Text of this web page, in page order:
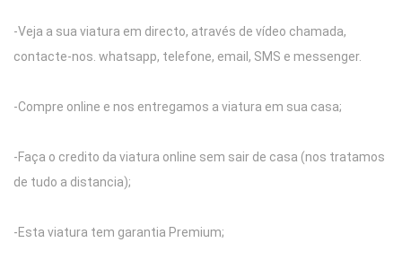
-Veja a sua viatura em directo, através de vídeo chamada,
contacte-nos. whatsapp, telefone, email, SMS e messenger.
-Compre online e nos entregamos a viatura em sua casa;
-Faça o credito da viatura online sem sair de casa (nos tratamos
de tudo a distancia);
-Esta viatura tem garantia Premium;